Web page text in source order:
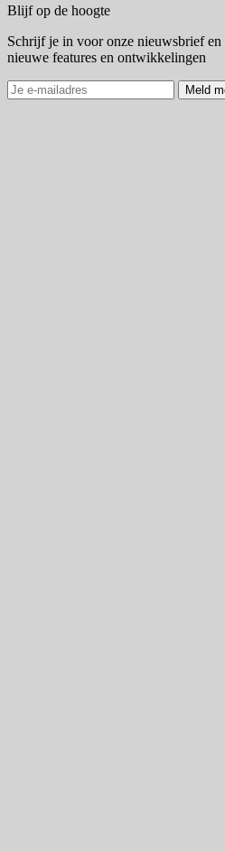
Blijf op de hoogte
Schrijf je in voor onze nieuwsbrief
nieuwe features en ontwikkelingen
Meld